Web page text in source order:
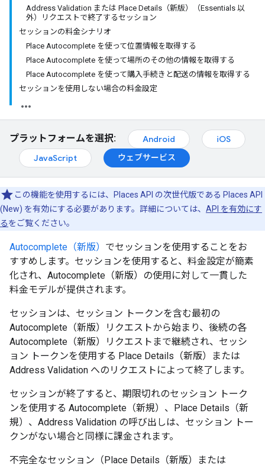
Address Validation または Place Details（新版）（Essentials 以
外）リクエストで終了するセッション
セッションの料金シナリオ
Place Autocomplete を使って位置情報を取得する
Place Autocomplete を使って場所のその他の情報を取得する
Place Autocomplete を使って購入手続きと配送の情報を取得する
セッションを使用しない場合の料金設定
プラットフォームを選択: Android
iOS
JavaScript
ウェブサービス
この機能を使用するには、Places API の次世代版である Places API
(New) を有効にする必要があります。詳細については、 API を有効にす
るをご覧ください。
Autocomplete（新版） でセッションを使用することをお
すすめします。セッションを使用すると、料金設定が簡素
化され、Autocomplete（新版）の使用に対して一貫した
料金モデルが提供されます。
セッションは、セッション トークンを含む最初の
Autocomplete（新版）リクエストから始まり、後続の各
Autocomplete（新版）リクエストまで継続され、セッシ
ョン トークンを使用する Place Details（新版）または
Address Validation へのリクエストによって終了します。
セッションが終了すると、期限切れのセッション トーク
ンを使用する Autocomplete（新規）、Place Details（新
規）、Address Validation の呼び出しは、セッション トー
クンがない場合と同様に課金されます。
不完全なセッション（Place Details（新版）または